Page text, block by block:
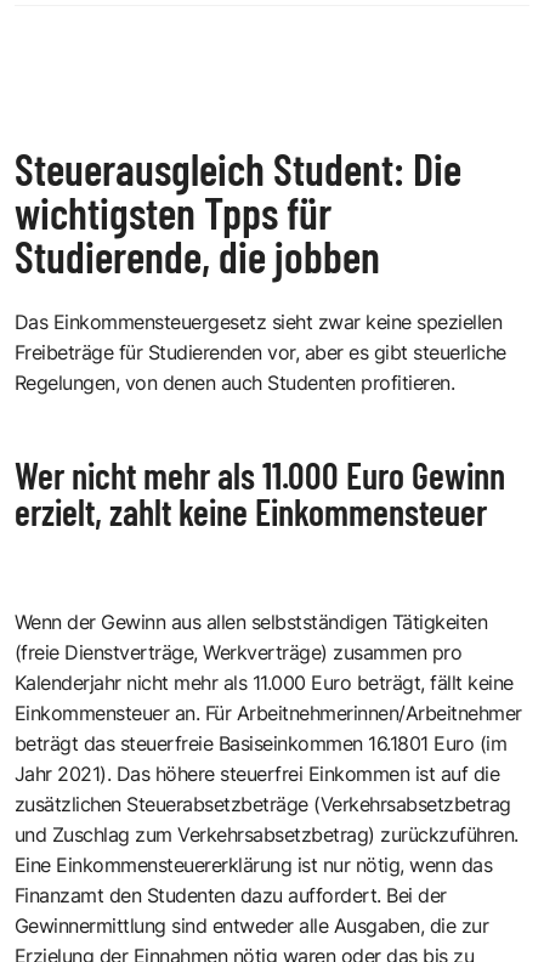
Steuerausgleich Student: Die
wichtigsten Tpps für
Studierende, die jobben
Das Einkommensteuergesetz sieht zwar keine speziellen
Freibeträge für Studierenden vor, aber es gibt steuerliche
Regelungen, von denen auch Studenten profitieren.
Wer nicht mehr als 11.000 Euro Gewinn
erzielt, zahlt keine Einkommensteuer
Wenn der Gewinn aus allen selbstständigen Tätigkeiten
(freie Dienstverträge, Werkverträge) zusammen pro
Kalenderjahr nicht mehr als 11.000 Euro beträgt, fällt keine
Einkommensteuer an. Für Arbeitnehmerinnen/Arbeitnehmer
beträgt das steuerfreie Basiseinkommen 16.1801 Euro (im
Jahr 2021). Das höhere steuerfrei Einkommen ist auf die
zusätzlichen Steuerabsetzbeträge (Verkehrsabsetzbetrag
und Zuschlag zum Verkehrsabsetzbetrag) zurückzuführen.
Eine Einkommensteuererklärung ist nur nötig, wenn das
Finanzamt den Studenten dazu auffordert. Bei der
Gewinnermittlung sind entweder alle Ausgaben, die zur
Erzielung der Einnahmen nötig waren oder das bis zu